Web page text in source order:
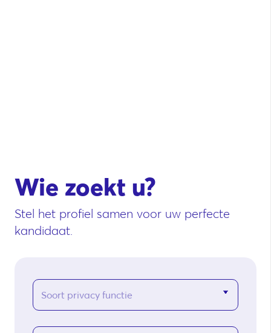
Wie zoekt u?
Stel het profiel samen voor uw perfecte
kandidaat.